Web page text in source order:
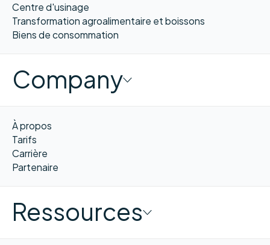
Centre d'usinage
Transformation agroalimentaire et boissons
Biens de consommation
Company
À propos
Tarifs
Carrière
Partenaire
Ressources